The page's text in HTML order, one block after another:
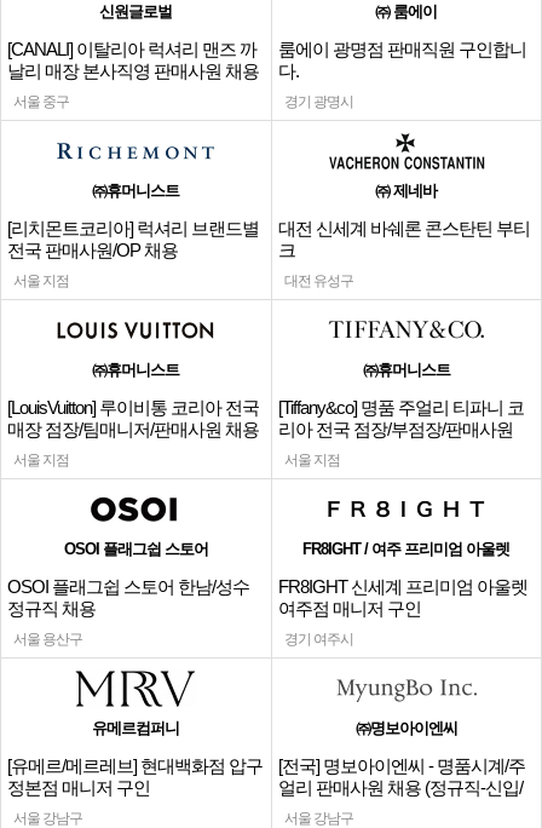
신원글로벌
[CANALI] 이탈리아 럭셔리 맨즈 까
날리 매장 본사직영 판매사원 채용
서울 중구
㈜ 룸에이
룸에이 광명점 판매직원 구인합니
다.
경기 광명시
㈜휴머니스트
[리치몬트코리아] 럭셔리 브랜드별
전국 판매사원/OP 채용
서울 지점
㈜ 제네바
대전 신세계 바쉐론 콘스탄틴 부티
크
대전 유성구
㈜휴머니스트
[LouisVuitton] 루이비통 코리아 전국
매장 점장/팀매니저/판매사원 채용
서울 지점
㈜휴머니스트
[Tiffany&co] 명품 주얼리 티파니 코
리아 전국 점장/부점장/판매사원
서울 지점
OSOI 플래그쉽 스토어
OSOI 플래그쉽 스토어 한남/성수
정규직 채용
서울 용산구
FR8IGHT / 여주 프리미엄 아울렛
FR8IGHT 신세계 프리미엄 아울렛
여주점 매니저 구인
경기 여주시
유메르컴퍼니
[유메르/메르레브] 현대백화점 압구
정본점 매니저 구인
서울 강남구
㈜명보아이엔씨
[전국] 명보아이엔씨 - 명품시계/주
얼리 판매사원 채용 (정규직-신입/
경력)
서울 강남구